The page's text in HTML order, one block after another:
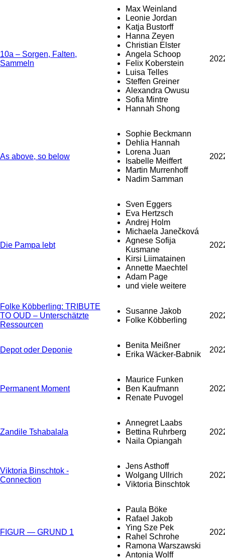
10a – Sorgen, Falten,
Sammeln
Max Weinland
Leonie Jordan
Katja Bustorff
Hanna Zeyen
Christian Elster
Angela Schoop
Felix Koberstein
Luisa Telles
Steffen Greiner
Alexandra Owusu
Sofia Mintre
Hannah Shong
As above, so below
Sophie Beckmann
Dehlia Hannah
Lorena Juan
Isabelle Meiffert
Martin Murrenhoff
Nadim Samman
Die Pampa lebt
Sven Eggers
Eva Hertzsch
Andrej Holm
Michaela Janečková
Agnese Sofija
Kusmane
Kirsi Liimatainen
Annette Maechtel
Adam Page
und viele weitere
Folke Köbberling: TRIBUTE
TO OUD – Unterschätzte
Ressourcen
Susanne Jakob
Folke Köbberling
Depot oder Deponie
Benita Meißner
Erika Wäcker-Babnik
Permanent Moment
Maurice Funken
Ben Kaufmann
Renate Puvogel
Zandile Tshabalala
Annegret Laabs
Bettina Ruhrberg
Naila Opiangah
Viktoria Binschtok -
Connection
Jens Asthoff
Wolgang Ullrich
Viktoria Binschtok
FIGUR — GRUND 1
Paula Böke
Rafael Jakob
Ying Sze Pek
Rahel Schrohe
Ramona Warszawski
Antonia Wolff